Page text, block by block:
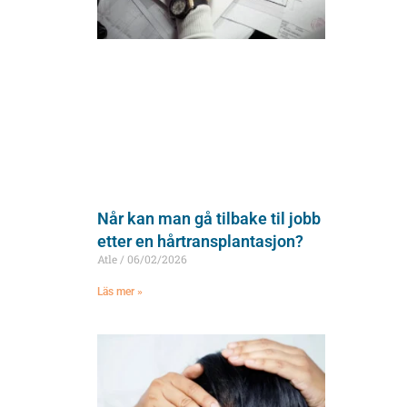
Når kan man gå tilbake til jobb
etter en hårtransplantasjon?
Atle 06/02/2026
Läs mer »